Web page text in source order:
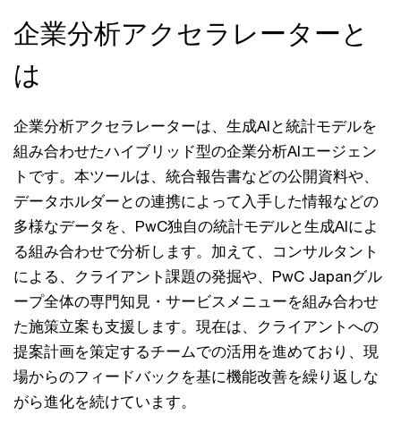
企業分析アクセラレーターと
は
企業分析アクセラレーターは、生成AIと統計モデルを
組み合わせたハイブリッド型の企業分析AIエージェン
トです。本ツールは、統合報告書などの公開資料や、
データホルダーとの連携によって入手した情報などの
多様なデータを、PwC独自の統計モデルと生成AIによ
る組み合わせで分析します。加えて、コンサルタント
による、クライアント課題の発掘や、PwC Japanグル
ープ全体の専門知見・サービスメニューを組み合わせ
た施策立案も支援します。現在は、クライアントへの
提案計画を策定するチームでの活用を進めており、現
場からのフィードバックを基に機能改善を繰り返しな
がら進化を続けています。